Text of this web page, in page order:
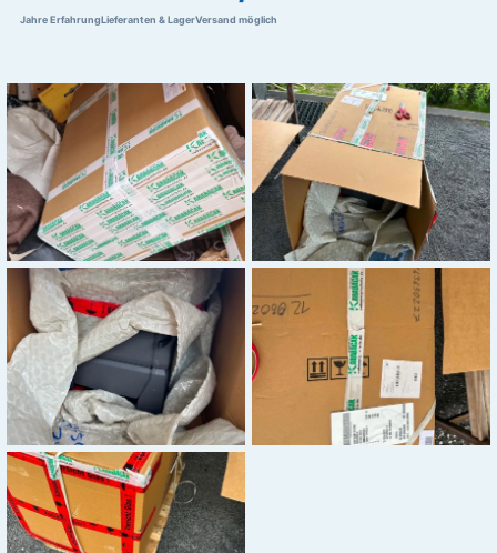
Jahre ErfahrungLieferanten & LagerVersand möglich